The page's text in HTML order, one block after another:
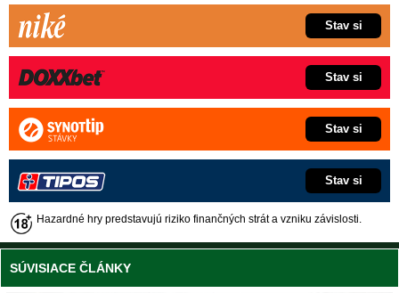
Stav si
Stav si
Stav si
Stav si
Hazardné hry predstavujú riziko finančných strát a vzniku závislosti.
SÚVISIACE ČLÁNKY